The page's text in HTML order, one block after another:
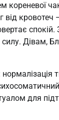
кореневої
від
Дівам,
для